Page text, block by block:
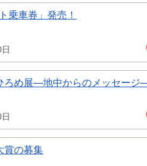
乗車券」発売！
ろめ展―地中からのメッセージ―
賞の募集